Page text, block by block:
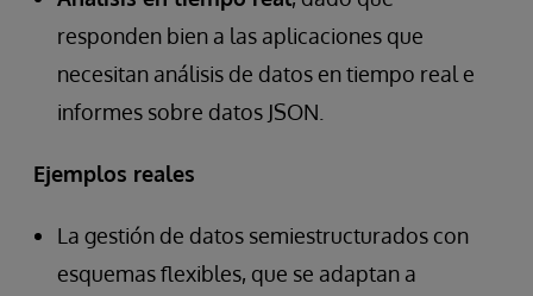
responden bien a las aplicaciones que
necesitan análisis de datos en tiempo real e
informes sobre datos JSON.
Ejemplos reales
La gestión de datos semiestructurados con
esquemas flexibles, que se adaptan a